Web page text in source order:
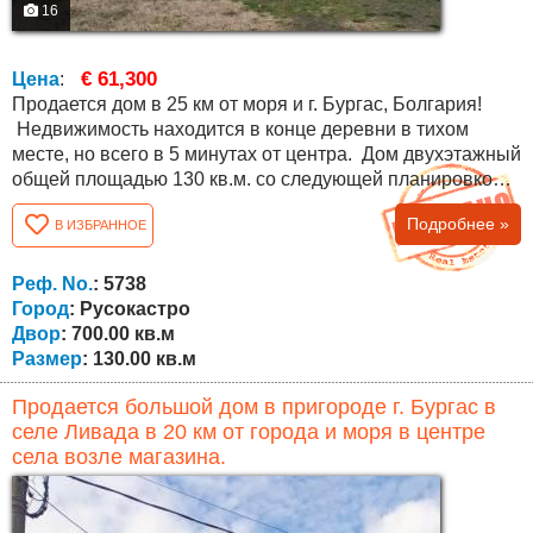
16
Цена: € 61,300
Продается дом в 25 км от моря и г. Бургас, Болгария!
Недвижимость находится в конце деревни в тихом
месте, но всего в 5 минутах от центра. Дом двухэтажный
общей площадью 130 кв.м. со следующей планировкой:
первый этаж: коридор, ванная комната с туалетом и три
комнаты. По внешней лестнице поднимаемся на второй
этаж, где расположение такое же. Площадь двора 700
кв.м., имеется навес, хозяйственные постройки, колодец
и второй...
В ИЗБРАННОЕ Подробнее »
Реф. No.: 5738
Город: Русокастро
Двор: 700.00 кв.м
Размер: 130.00 кв.м
Продается большой дом в пригороде г. Бургас в
селе Ливада в 20 км от города и моря в центре
села возле магазина.